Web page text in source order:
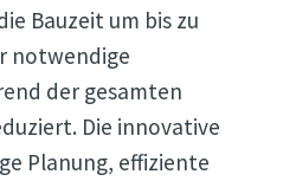
Bauzeit um bis zu
notwendige
der gesamten
Die innovative
Planung, effiziente